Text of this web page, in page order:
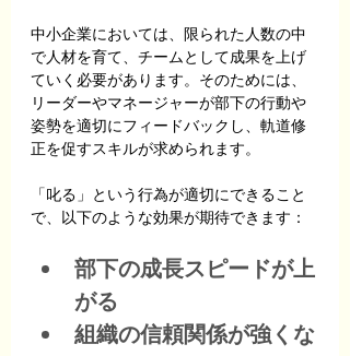
中小企業においては、限られた人数の中
で人材を育て、チームとして成果を上げ
ていく必要があります。そのためには、
リーダーやマネージャーが部下の行動や
姿勢を適切にフィードバックし、軌道修
正を促すスキルが求められます。
「叱る」という行為が適切にできること
で、以下のような効果が期待できます：
部下の成長スピードが上
がる
組織の信頼関係が強くな